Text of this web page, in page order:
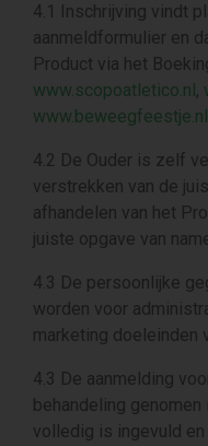
4.1 Inschrijving vindt
aanmeldformulier en
Product via het
www.scopoatletico.nl,
www.beweegfeestje.nl
4.2 De Ouder is zelf
verstrekken van de
afhandelen van het
juiste opgave van
4.3 De persoonlijke
worden voor
marketing doeleinden
4.3 De aanmelding
behandeling
volledig is ingevuld